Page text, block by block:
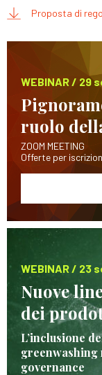
Proposta di
WEBINAR / 29
ruolo
ZOOM MEETING
Offerte per
WEBINAR / 23
Nuove
dei
L’inclusione
greenwashing
governance